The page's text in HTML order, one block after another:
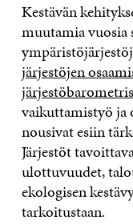
Kestävän
muutamia
järjestöjen
vaikuttamistyö ja
nousivat esiin
Järjestöt
ulottuvuudet,
ekologisen
tarkoitustaan.